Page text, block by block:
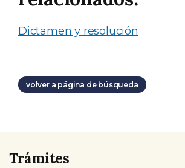
Dictamen y resolución
volver a página de búsqueda
Trámites